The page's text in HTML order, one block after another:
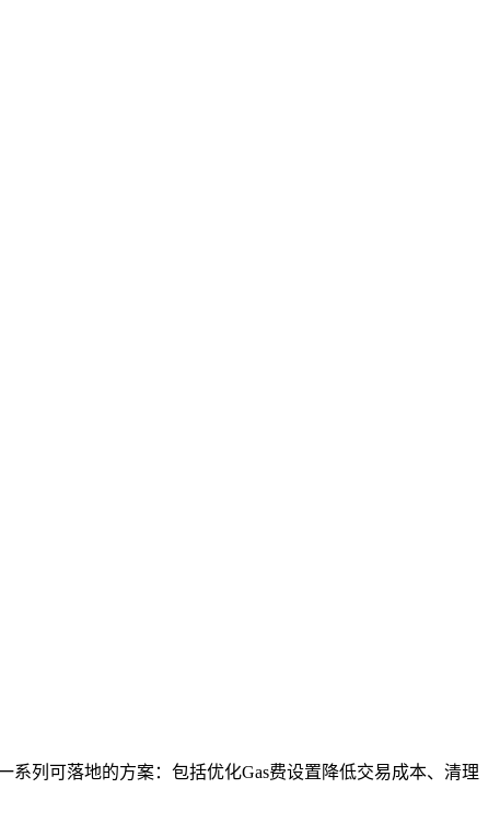
列可落地的方案：包括优化Gas费设置降低交易成本、清理